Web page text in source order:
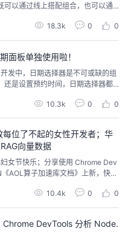
可以通过线上搭配组合，也可以通
渲染、模型驱动、移动端、大屏
出 2.3 版本！继 2.2 版本通过嵌套
18.3k 0 0
面板单独使用啦！
发中，日期选择器是不可或缺的组
还是设置预约时间，日期选择器都
提升用户体验。DatePicker 组件全
需要在复杂页面中嵌入日期选择
10.3k 0 0
每位了不起的女性开发者；华
向量数据
女节快乐；分享使用 Chrome Dev
AOL算子加速库文档》上新，快来
10.4k 0 0
DevTools 分析 Node.